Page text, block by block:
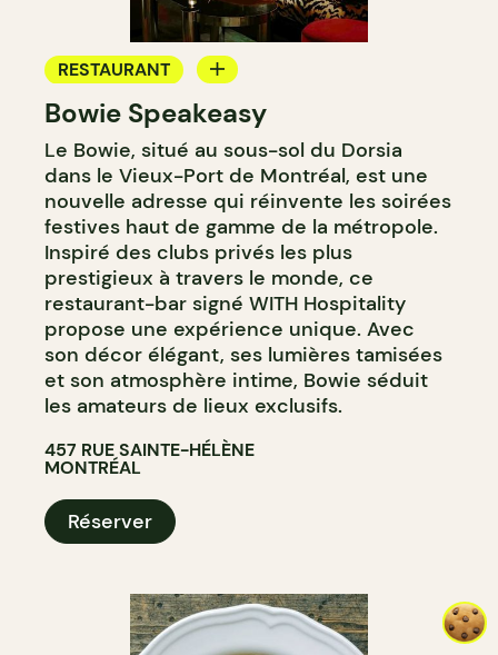
RESTAURANT
BAR
BAR À COCKTAIL
Bowie Speakeasy
Le Bowie, situé au sous-sol du Dorsia
dans le Vieux-Port de Montréal, est une
nouvelle adresse qui réinvente les soirées
festives haut de gamme de la métropole.
Inspiré des clubs privés les plus
prestigieux à travers le monde, ce
restaurant-bar signé WITH Hospitality
propose une expérience unique. Avec
son décor élégant, ses lumières tamisées
et son atmosphère intime, Bowie séduit
les amateurs de lieux exclusifs.
457 RUE SAINTE-HÉLÈNE
MONTRÉAL
Réserver